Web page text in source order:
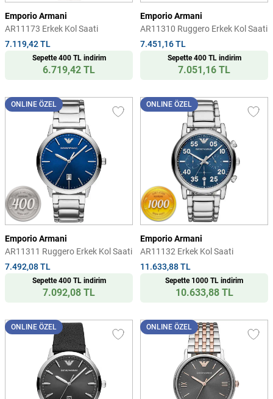
Emporio Armani
AR11173 Erkek Kol Saati
7.119,42 TL
Sepette 400 TL indirim
6.719,42 TL
Emporio Armani
AR11310 Ruggero Erkek Kol Saati
7.451,16 TL
Sepette 400 TL indirim
7.051,16 TL
ONLINE ÖZEL
Emporio Armani
AR11311 Ruggero Erkek Kol Saati
7.492,08 TL
Sepette 400 TL indirim
7.092,08 TL
ONLINE ÖZEL
Emporio Armani
AR11132 Erkek Kol Saati
11.633,88 TL
Sepette 1000 TL indirim
10.633,88 TL
ONLINE ÖZEL ONLINE ÖZEL